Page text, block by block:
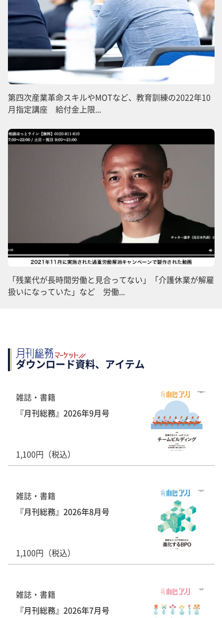
第四次産業革命スキルやMOTなど、教育訓練の2022年10
月指定講座 給付金上限...
「残業代が長時間労働と見合ってない」「介護休業が解雇
扱いになっていた」など 労働...
ダウンロード資料、アイテム
雑誌・書籍
『月刊総務』2026年9月号
1,100円（税込）
雑誌・書籍
『月刊総務』2026年8月号
1,100円（税込）
雑誌・書籍
『月刊総務』2026年7月号